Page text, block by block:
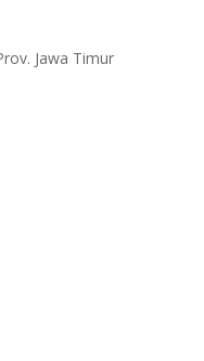
Jawa Timur